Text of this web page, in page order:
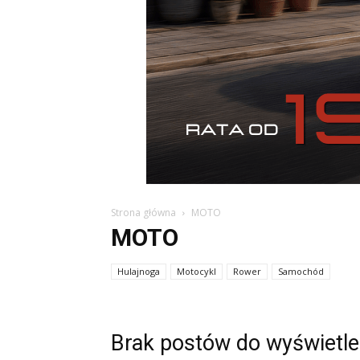
Strona główna MOTO
MOTO
Hulajnoga Motocykl Rower Samochód
Brak postów do